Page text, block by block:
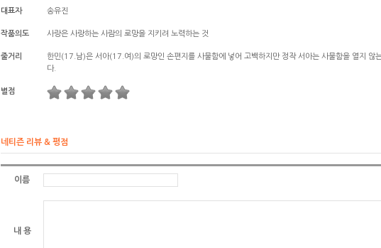
대표자 송유진
작품의도 사랑은 사랑하는 사람의 로망을 지키려 노력하는 것
줄거리
한민(17.남)은 서아(17.여)의 로망인 손편지를 사물함에 넣어 고백하지만 정작 서아는 사물함을 열지 않
다.
별점
네티즌 리뷰 & 평점
이름
내 용